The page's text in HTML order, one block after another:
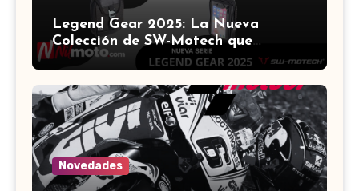
Legend Gear 2025: La Nueva
Colección de SW-Motech que
Revoluciona el Equipamiento para
Motocicletas ?️
Novedades